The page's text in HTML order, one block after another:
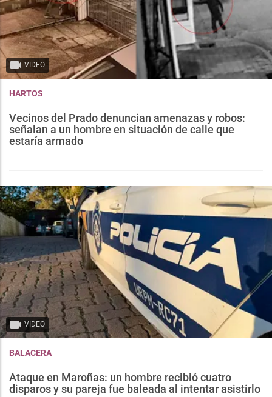
VIDEO
HARTOS
Vecinos del Prado denuncian amenazas y robos:
señalan a un hombre en situación de calle que
estaría armado
VIDEO
BALACERA
Ataque en Maroñas: un hombre recibió cuatro
disparos y su pareja fue baleada al intentar asistirlo